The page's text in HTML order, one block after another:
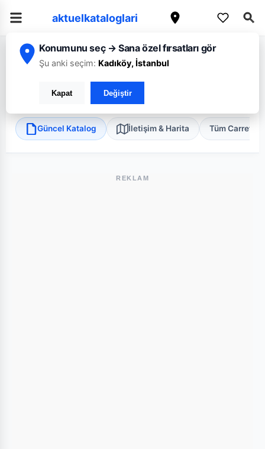
aktuelkataloglari
Konumunu seç → Sana özel fırsatları gör
Şu anki seçim: Kadıköy, İstanbul
Kapat Değiştir
Ana Sayfa/Yalova/CarrefourSA/Yalova Samanlı BP Express
Merkez, Yalova
Güncel Katalog İletişim & Harita Tüm
REKLAM